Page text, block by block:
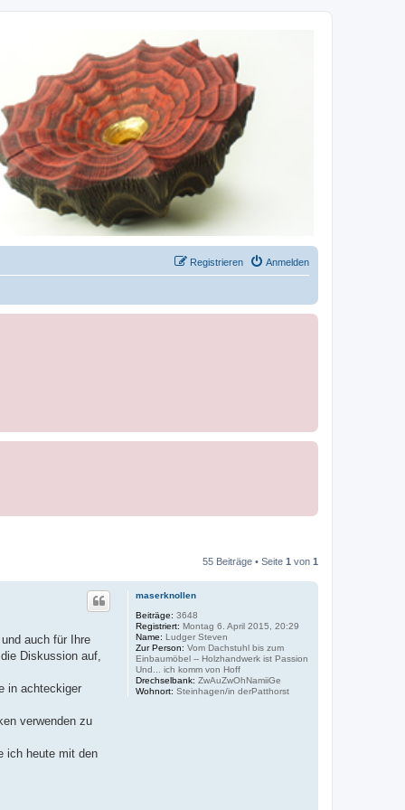
Anmelden
Registrieren
55 Beiträge • Seite 1 von 1
maserknollen
Beiträge: 3648
Registriert: Montag 6. April 2015, 20:29
Name: Ludger Steven
Zur Person: Vom Dachstuhl bis zum
Einbaumöbel -- Holzhandwerk ist Passion
Und... ich komm von Hoff
Drechselbank: ZwAuZwOhNamiiGe
Wohnort: Steinhagen/in derPatthorst
auch für Ihre
Diskussion auf,
in achteckiger
verwenden zu
ich heute mit den